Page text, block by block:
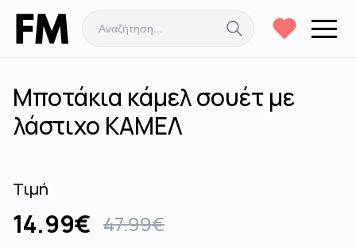
Μποτάκια κάμελ σουέτ με
λάστιχο ΚΑΜΕΛ
Τιμή
14.99€ 47.99€